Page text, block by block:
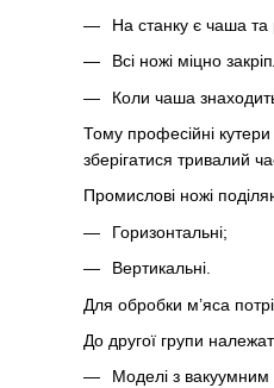
На станку є чаша та
Всі ножі міцно
Коли чаша
Тому професійні кутери
зберігатися тривалий
Промислові ножі
Горизонтальні;
Вертикальні.
Для обробки м’яса
До другої групи
Моделі з